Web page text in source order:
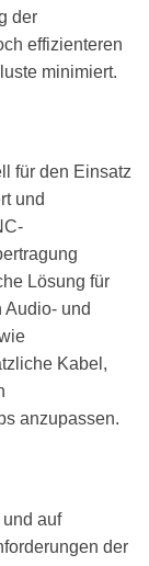
der
effizienteren
minimiert.
für den Einsatz
und
Lösung für
und
Kabel,
anzupassen.
auf
der